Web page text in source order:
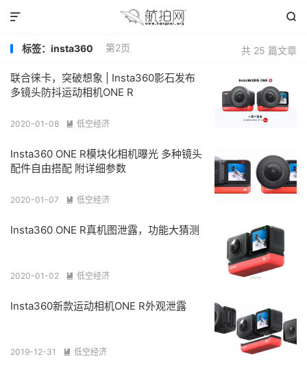


共 25 篇文章
标签：insta360 第2页
联合徕卡，突破想象 | Insta360影石发布
多镜头防抖运动相机ONE R
2020-01-08  低空经济
Insta360 ONE R模块化相机曝光 多种镜头
配件自由搭配 附详细参数
2020-01-07  低空经济
Insta360 ONE R真机图泄露，功能大猜测
2020-01-02  低空经济
Insta360新款运动相机ONE R外观泄露
2019-12-31  低空经济